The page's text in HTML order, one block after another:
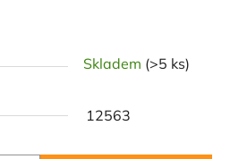
Skladem (>5 ks)
12563